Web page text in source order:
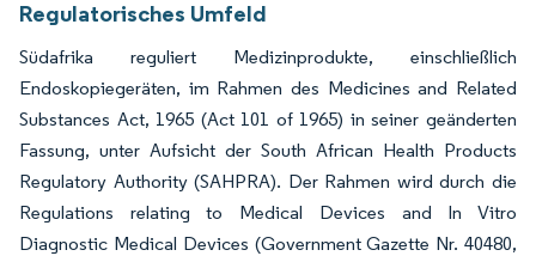
Regulatorisches Umfeld
Südafrika reguliert Medizinprodukte, einschließlich
Endoskopiegeräten, im Rahmen des Medicines and Related
Substances Act, 1965 (Act 101 of 1965) in seiner geänderten
Fassung, unter Aufsicht der South African Health Products
Regulatory Authority (SAHPRA). Der Rahmen wird durch die
Regulations relating to Medical Devices and In Vitro
Diagnostic Medical Devices (Government Gazette Nr. 40480,